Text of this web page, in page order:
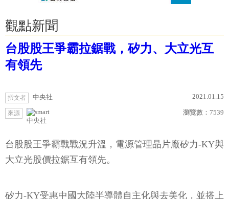
觀點新聞
台股股王爭霸拉鋸戰，矽力、大立光互
有領先
撰文者 中央社 2021.01.15
來源
中央社
瀏覽數： 7539
台股股王爭霸戰戰況升溫，電源管理晶片廠矽力-KY與
大立光股價拉鋸互有領先。
矽力-KY受惠中國大陸半導體自主化與去美化，並搭上